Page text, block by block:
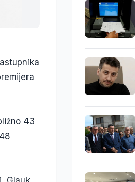
43